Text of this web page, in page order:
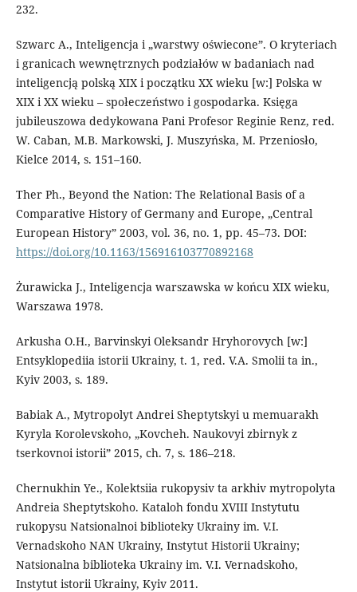
232.
Szwarc A., Inteligencja i „warstwy oświecone”. O kryteriach
i granicach wewnętrznych podziałów w badaniach nad
inteligencją polską XIX i początku XX wieku [w:] Polska w
XIX i XX wieku – społeczeństwo i gospodarka. Księga
jubileuszowa dedykowana Pani Profesor Reginie Renz, red.
W. Caban, M.B. Markowski, J. Muszyńska, M. Przeniosło,
Kielce 2014, s. 151–160.
Ther Ph., Beyond the Nation: The Relational Basis of a
Comparative History of Germany and Europe, „Central
European History” 2003, vol. 36, no. 1, pp. 45–73. DOI:
https://doi.org/10.1163/156916103770892168
Żurawicka J., Inteligencja warszawska w końcu XIX wieku,
Warszawa 1978.
Arkusha O.H., Barvinskyi Oleksandr Hryhorovych [w:]
Entsyklopediia istorii Ukrainy, t. 1, red. V.A. Smolii ta in.,
Kyiv 2003, s. 189.
Babiak A., Mytropolyt Andrei Sheptytskyi u memuarakh
Kyryla Korolevskoho, „Kovcheh. Naukovyi zbirnyk z
tserkovnoi istorii” 2015, ch. 7, s. 186–218.
Chernukhin Ye., Kolektsiia rukopysiv ta arkhiv mytropolyta
Andreia Sheptytskoho. Kataloh fondu XVIII Instytutu
rukopysu Natsionalnoi biblioteky Ukrainy im. V.I.
Vernadskoho NAN Ukrainy, Instytut Historii Ukrainy;
Natsionalna biblioteka Ukrainy im. V.I. Vernadskoho,
Instytut istorii Ukrainy, Kyiv 2011.